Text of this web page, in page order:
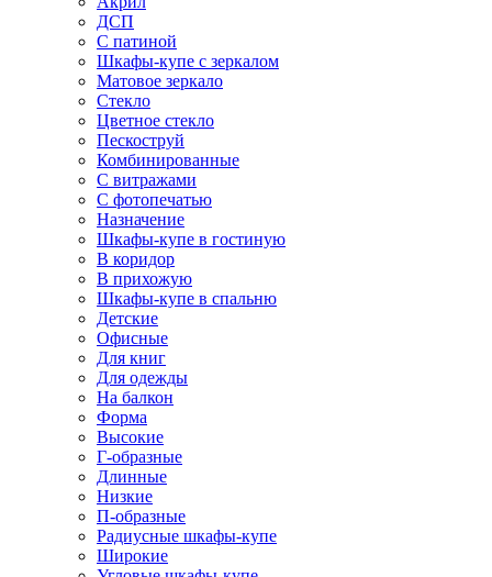
ДСП
С патиной
Шкафы-купе с зеркалом
Матовое зеркало
Стекло
Цветное стекло
Пескоструй
Комбинированные
С витражами
С фотопечатью
Назначение
Шкафы-купе в гостиную
В коридор
В прихожую
Шкафы-купе в спальню
Детские
Офисные
Для книг
Для одежды
На балкон
Форма
Высокие
Г-образные
Длинные
Низкие
П-образные
Радиусные шкафы-купе
Широкие